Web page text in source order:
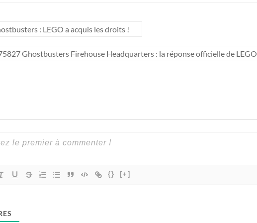
: LEGO a acquis les droits !
Ghostbusters Firehouse Headquarters : la réponse officielle de LEGO
{} [+]